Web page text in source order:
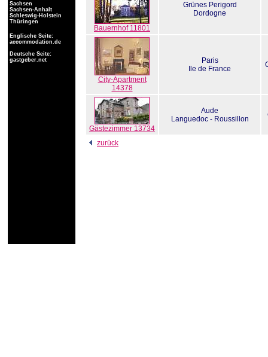
Bauernhof 11801
Grünes Perigord
Dordogne
City-Apartment
14378
Paris
Ile de France
Gästezimmer 13734
Aude
Languedoc - Roussillon
zurück
Sachsen
Sachsen-Anhalt
Schleswig-Holstein
Thüringen
Englische Seite:
accommodation.de
Deutsche Seite:
gastgeber.net